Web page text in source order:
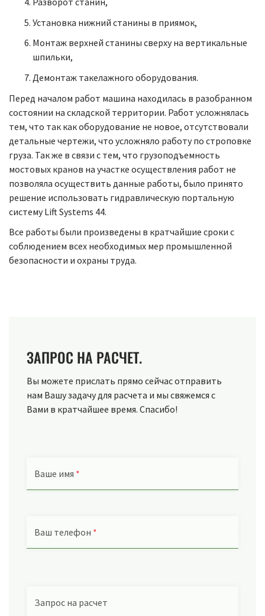
Установка нижний станины в приямок,
Монтаж верхней станины сверху на вертикальные
шпильки,
Демонтаж такелажного оборудования.
Перед началом работ машина находилась в разобранном
состоянии на складской территории. Работ усложнялась
тем, что так как оборудование не новое, отсутствовали
детальные чертежи, что усложняло работу по строповке
груза. Так же в связи с тем, что грузоподъемность
мостовых кранов на участке осуществления работ не
позволяла осуществить данные работы, было принято
решение использовать гидравлическую портальную
систему Lift Systems 44.
Все работы были произведены в кратчайшие сроки с
соблюдением всех необходимых мер промышленной
безопасности и охраны труда.
ЗАПРОС НА РАСЧЕТ.
Вы можете прислать прямо сейчас отправить
нам Вашу задачу для расчета и мы свяжемся с
Вами в кратчайшее время. Спасибо!
Ваше имя *
Ваш телефон *
Запрос на расчет